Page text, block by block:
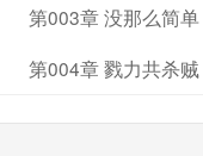
第003章 没那么简单
第004章 戮力共杀贼